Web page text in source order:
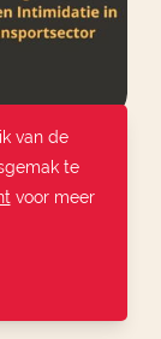
van de
te
voor meer